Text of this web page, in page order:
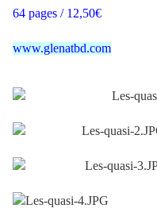
64 pages / 12,50€
www.glenatbd.com